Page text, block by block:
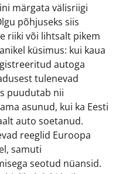
märgata välisriigi
põhjuseks siis
riiki või lihtsalt pikem
küsimus: kui kaua
autoga
tulenevad
puudutab nii
asunud, kui ka Eesti
auto soetanud.
reeglid Euroopa
samuti
seotud nüansid.